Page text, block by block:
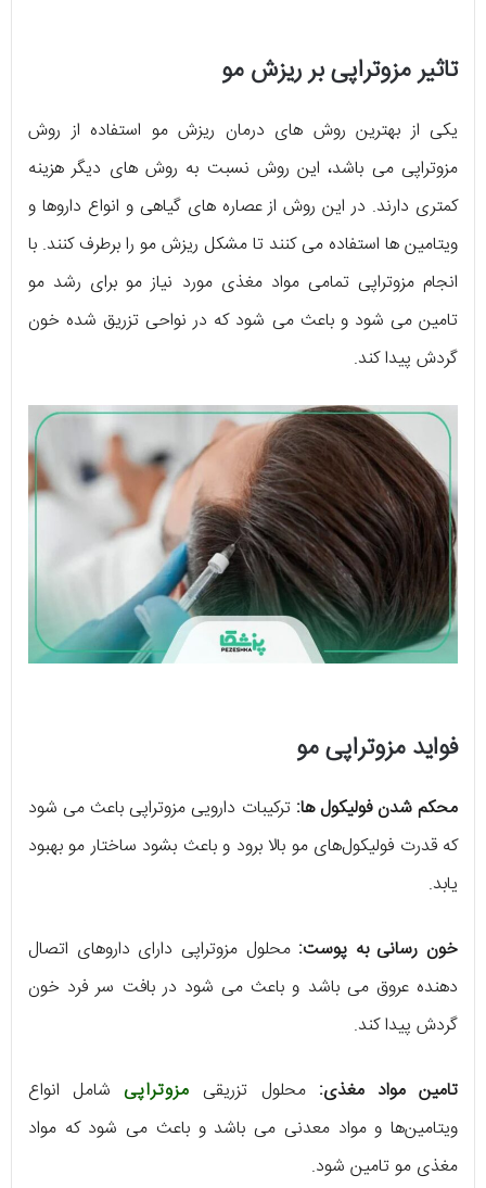
تاثیر مزوتراپی بر ریزش مو
یکی از بهترین روش های درمان ریزش مو استفاده از روش
مزوتراپی می باشد، این روش نسبت به روش های دیگر هزینه
کمتری دارند. در این روش از عصاره های گیاهی و انواع داروها و
ویتامین ها استفاده می کنند تا مشکل ریزش مو را برطرف کنند. با
انجام مزوتراپی تمامی مواد مغذی مورد نیاز مو برای رشد مو
تامین می شود و باعث می شود که در نواحی تزریق شده خون
گردش پیدا کند.
فواید مزوتراپی مو
محکم شدن فولیکول ها: ترکیبات دارویی مزوتراپی باعث می شود
که قدرت فولیکول‌های مو بالا برود و باعث بشود ساختار مو بهبود
یابد.
خون رسانی به پوست:محلول مزوتراپی دارای داروهای اتصال
دهنده عروق می باشد و باعث می شود در بافت سر فرد خون
گردش پیدا کند.
تامین مواد مغذی: محلول تزریقی مزوتراپیشامل انواع
ویتامین‌ها و مواد معدنی می باشد و باعث می شود که مواد
مغذی مو تامین شود.